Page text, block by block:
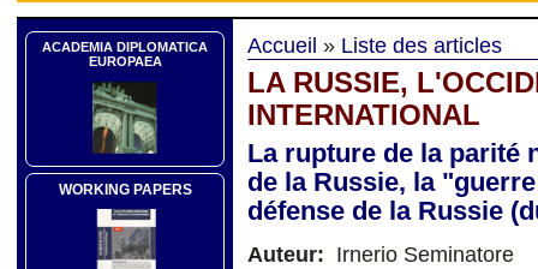
ACADEMIA DIPLOMATICA
EUROPAEA
WORKING PAPERS
Accueil » Liste des articles
LA RUSSIE,
INTERNATIONAL
La rupture de la parité
de la Russie, la
défense de la Russie
Auteur: Irnerio Seminatore